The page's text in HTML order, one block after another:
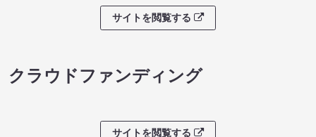
サイトを閲覧する
クラウドファンディング
サイトを閲覧する